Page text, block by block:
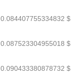
0.084407755334832 $
0.087523304955018 $
0.090433380878732 $